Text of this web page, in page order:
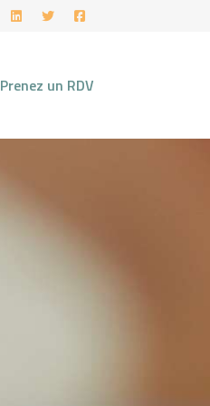
Prenez un RDV